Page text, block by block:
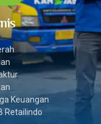
Keuangan
Retailindo